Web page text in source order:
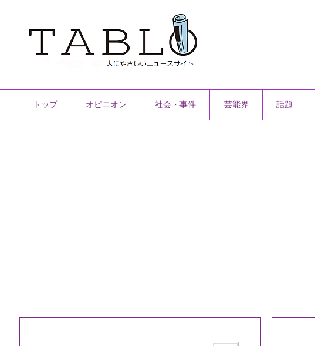
トップ オピニオン 社会・事件 芸能界 話題